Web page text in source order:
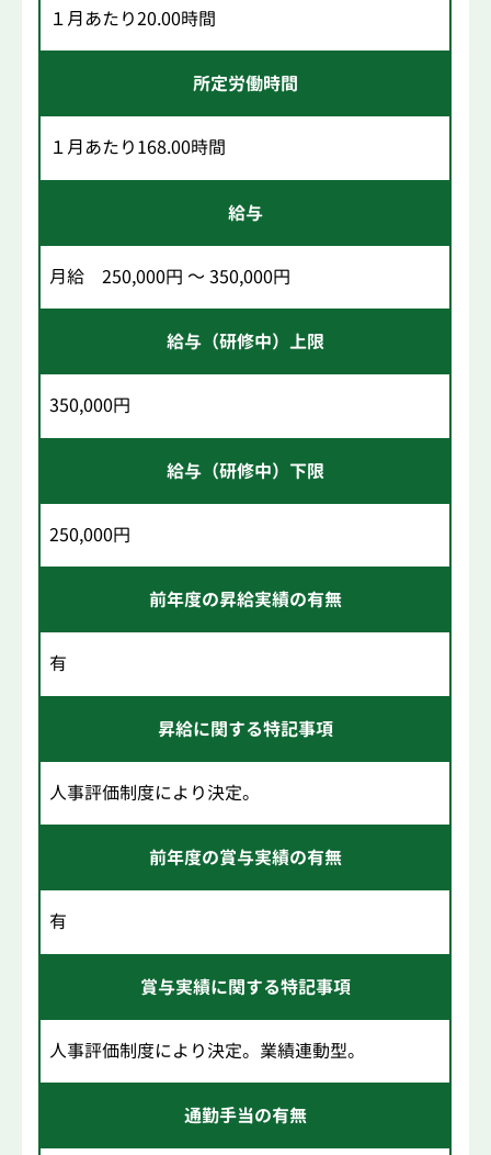
１月あたり20.00時間
所定労働時間
１月あたり168.00時間
給与
月給 250,000円 ～ 350,000円
給与（研修中）上限
350,000円
給与（研修中）下限
250,000円
前年度の昇給実績の有無
有
昇給に関する特記事項
人事評価制度により決定。
前年度の賞与実績の有無
有
賞与実績に関する特記事項
人事評価制度により決定。業績連動型。
通勤手当の有無